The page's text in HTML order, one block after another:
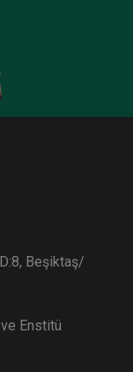
Talep Et
Beşiktaş/
Enstitü